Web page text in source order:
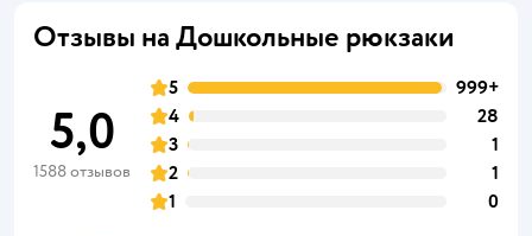
Отзывы на Дошкольные рюкзаки
5,0
1588 отзывов
5
999+
4
28
3
1
2
1
1
0